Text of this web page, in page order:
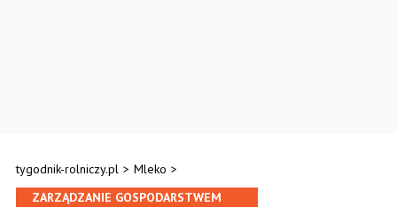
tygodnik-rolniczy.pl > Mleko >
ZARZĄDZANIE GOSPODARSTWEM